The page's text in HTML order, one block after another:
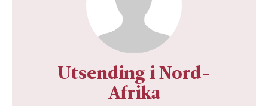
Utsending i Nord-
Afrika